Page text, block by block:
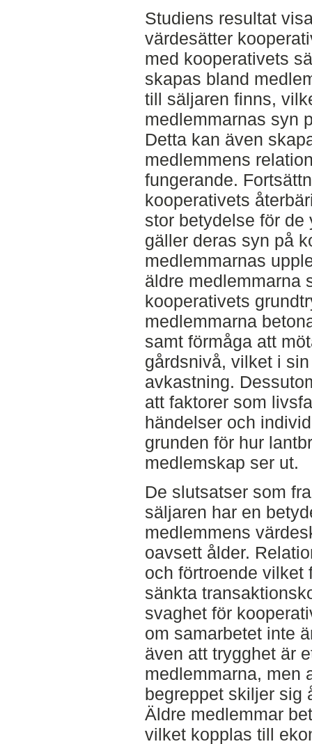
Studiens resultat
värdesätter
med kooperativets
skapas bland
till säljaren finns,
medlemmarnas syn
Detta kan även
medlemmens
fungerande.
kooperativets
stor betydelse för de
gäller deras syn på
medlemmarnas
äldre medlemmarna
kooperativets
medlemmarna
samt förmåga att
gårdsnivå, vilket i
avkastning.
att faktorer som
händelser och
grunden för hur
medlemskap ser ut.
De slutsatser som
säljaren har en
medlemmens
oavsett ålder.
och förtroende vilket
sänkta
svaghet för
om samarbetet inte
även att trygghet är
medlemmarna, men
begreppet skiljer sig
Äldre medlemmar
vilket kopplas till